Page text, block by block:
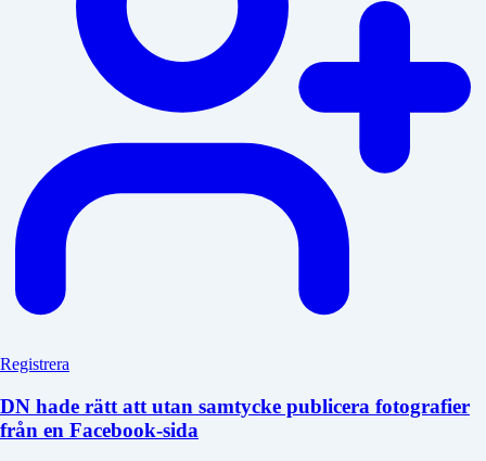
Registrera
DN hade rätt att utan samtycke publicera fotografier
från en Facebook-sida